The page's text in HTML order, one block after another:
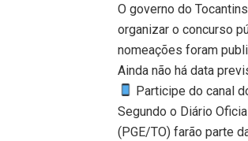
O governo do
organizar o concurso
nomeações foram
Ainda não há data
Participe do canal
Segundo o Diário
(PGE/TO) farão parte